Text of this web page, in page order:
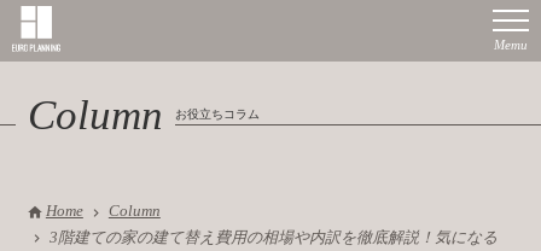
Column お役立ちコラム
Home
Column
3階建ての家の建て替え費用の相場や内訳を徹底解説！気になる